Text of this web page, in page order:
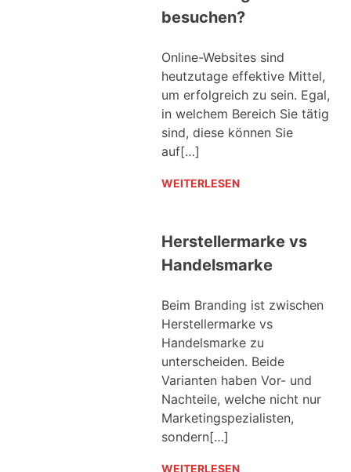
besuchen?
Online-Websites sind
heutzutage effektive Mittel,
um erfolgreich zu sein. Egal,
in welchem Bereich Sie tätig
sind, diese können Sie
auf[…]
WEITERLESEN
Herstellermarke vs
Handelsmarke
Beim Branding ist zwischen
Herstellermarke vs
Handelsmarke zu
unterscheiden. Beide
Varianten haben Vor- und
Nachteile, welche nicht nur
Marketingspezialisten,
sondern[…]
WEITERLESEN